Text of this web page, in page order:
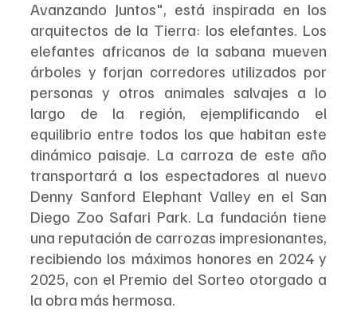
Avanzando Juntos", está inspirada en los
arquitectos de la Tierra: los elefantes. Los
elefantes africanos de la sabana mueven
árboles y forjan corredores utilizados por
personas y otros animales salvajes a lo
largo de la región, ejemplificando el
equilibrio entre todos los que habitan este
dinámico paisaje. La carroza de este año
transportará a los espectadores al nuevo
Denny Sanford Elephant Valley en el San
Diego Zoo Safari Park. La fundación tiene
una reputación de carrozas impresionantes,
recibiendo los máximos honores en 2024 y
2025, con el Premio del Sorteo otorgado a
la obra más hermosa.